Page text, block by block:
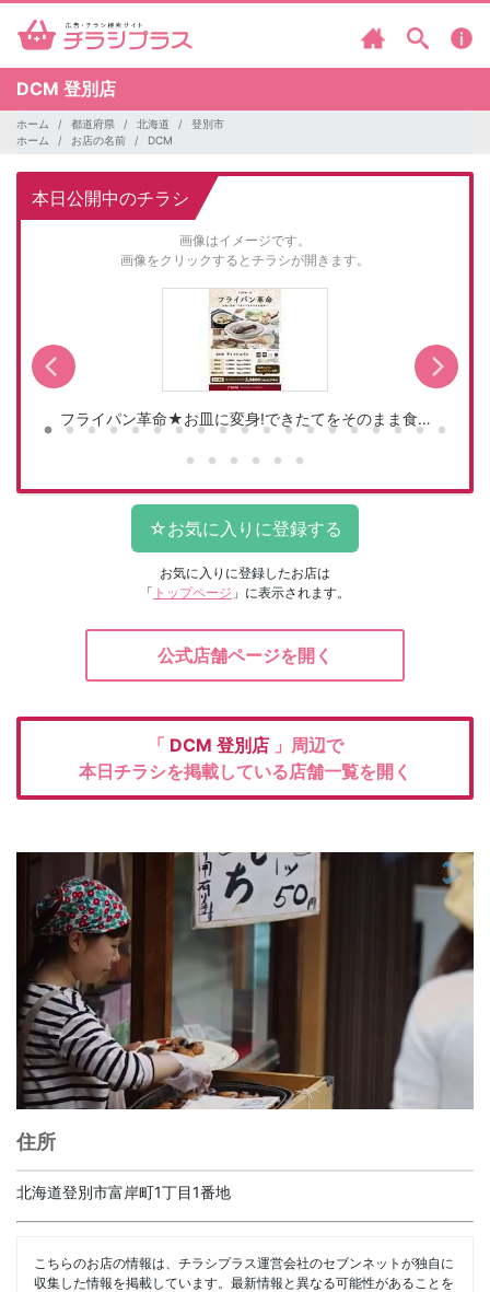
DCM 登別店
ホーム 都道府県 北海道
登別市
ホーム
お店の名前 DCM
本日公開中のチラシ
画像はイメージです。
画像をクリックするとチラシが開きます。
フライパン革命★お皿に変身!できたてをそのまま食…
お気に入りに登録したお店は
「 トップページ 」に表示されます。
公式店舗ページを開く
「 DCM 登別店 」周辺で
本日チラシを掲載している店舗一覧を開く
住所
北海道登別市富岸町1丁目1番地
こちらのお店の情報は、チラシプラス運営会社のセブンネットが独自に
収集した情報を掲載しています。最新情報と異なる可能性があることを